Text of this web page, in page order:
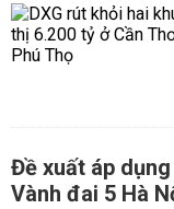
Đề xuất áp
Vành đai 5 Hà